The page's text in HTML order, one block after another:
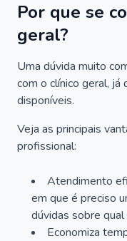
Por que se
geral?
Uma dúvida muito
com o clínico geral, já
disponíveis.
Veja as principais
profissional:
Atendimento
em que é preciso
dúvidas sobre
Economiza